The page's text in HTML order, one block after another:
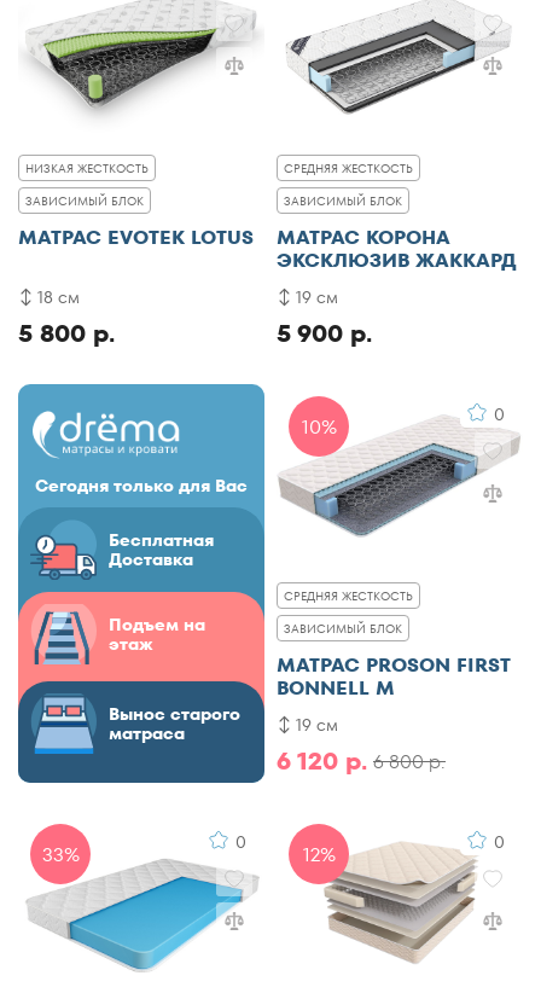
НИЗКАЯ ЖЕСТКОСТЬ
ЗАВИСИМЫЙ БЛОК
МАТРАС EVOTEK LOTUS
5 800 р.
18 см
СРЕДНЯЯ ЖЕСТКОСТЬ
ЗАВИСИМЫЙ БЛОК
МАТРАС КОРОНА
ЭКСКЛЮЗИВ ЖАККАРД
5 900 р.
19 см
Сегодня только для Вас
Бесплатная
Доставка
Подъем на
этаж
Вынос старого
матраса
10% 0
СРЕДНЯЯ ЖЕСТКОСТЬ
ЗАВИСИМЫЙ БЛОК
МАТРАС PROSON FIRST
BONNELL M
6 800 р.
6 120 р.
19 см
33% 0 12% 0